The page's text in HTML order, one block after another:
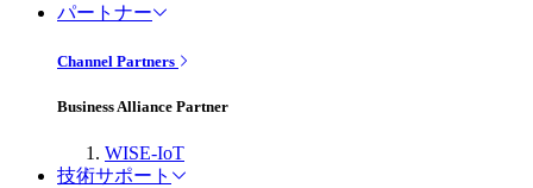
パートナー
Channel Partners
Business Alliance Partner
WISE-IoT
技術サポート